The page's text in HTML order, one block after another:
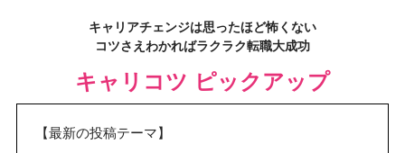
キャリアチェンジは思ったほど怖くない
コツさえわかればラクラク転職大成功
キャリコツ ピックアップ
【最新の投稿テーマ】